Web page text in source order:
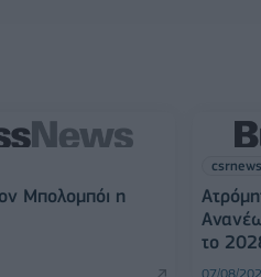
Μπολομπόι η
το
07/08/